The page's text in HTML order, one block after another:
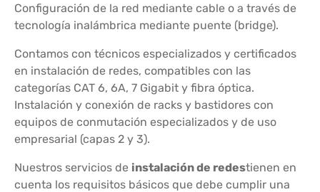
Configuración de la red mediante cable o a través de
tecnología inalámbrica mediante puente (bridge).
Contamos con técnicos especializados y certificados
en instalación de redes, compatibles con las
categorías CAT 6, 6A, 7 Gigabit y fibra óptica.
Instalación y conexión de racks y bastidores con
equipos de conmutación especializados y de uso
empresarial (capas 2 y 3).
Nuestros servicios de instalación de redestienen en
cuenta los requisitos básicos que debe cumplir una